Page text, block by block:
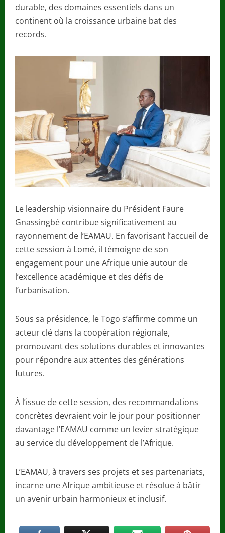
durable, des domaines essentiels dans un
continent où la croissance urbaine bat des
records.
Le leadership visionnaire du Président Faure
Gnassingbé contribue significativement au
rayonnement de l’EAMAU. En favorisant l’accueil de
cette session à Lomé, il témoigne de son
engagement pour une Afrique unie autour de
l’excellence académique et des défis de
l’urbanisation.
Sous sa présidence, le Togo s’affirme comme un
acteur clé dans la coopération régionale,
promouvant des solutions durables et innovantes
pour répondre aux attentes des générations
futures.
À l’issue de cette session, des recommandations
concrètes devraient voir le jour pour positionner
davantage l’EAMAU comme un levier stratégique
au service du développement de l’Afrique.
L’EAMAU, à travers ses projets et ses partenariats,
incarne une Afrique ambitieuse et résolue à bâtir
un avenir urbain harmonieux et inclusif.